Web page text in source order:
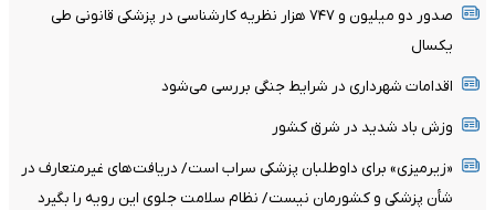
صدور دو میلیون و ۷۴۷ هزار نظریه کارشناسی در پزشکی قانونی طی
یکسال
اقدامات شهرداری در شرایط جنگی بررسی می‌شود
وزش باد شدید در شرق کشور
«زیرمیزی» برای داوطلبان پزشکی سراب است/ دریافت‌های غیرمتعارف در
شأن پزشکی و کشورمان نیست/ نظام سلامت جلوی این رویه را بگیرد